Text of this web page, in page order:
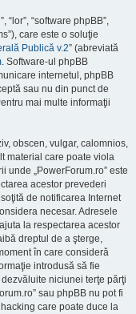
“lor”, “software phpBB”,
care este o soluţie
Publică v.2” (abreviată
. Software-ul phpBB
internetul, phpBB
sau nu din punct de
mai multe informaţii
obscen, vulgar, calomnios,
material care poate viola
unde „PowerForum.ro” este
acestor prevederi
de notificarea Internet
necesar. Adresele
la respectarea acestor
dreptul de a şterge,
în care consideră
introdusă să fie
niciunei terţe părţi
sau phpBB nu pot fi
care poate duce la